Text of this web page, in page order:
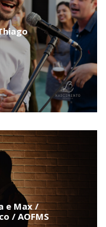
e Max /
/ AOFMS